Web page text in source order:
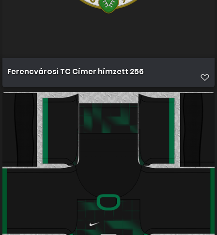
Ferencvárosi TC Címer hímzett 256